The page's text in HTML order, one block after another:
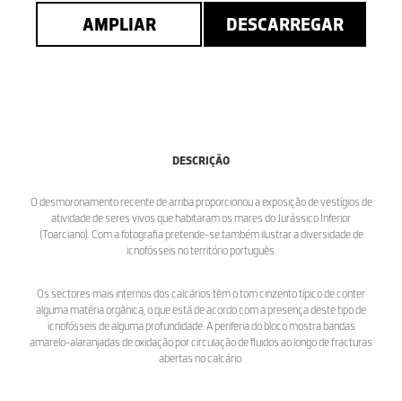
AMPLIAR DESCARREGAR
DESCRIÇÃO
O desmoronamento recente de arriba proporcionou a exposição de vestígios de
atividade de seres vivos que habitaram os mares do Jurássico Inferior
(Toarciano). Com a fotografia pretende-se também ilustrar a diversidade de
icnofósseis no território português.
Os sectores mais internos dos calcários têm o tom cinzento típico de conter
alguma matéria orgânica, o que está de acordo com a presença deste tipo de
icnofósseis de alguma profundidade. A periferia do bloco mostra bandas
amarelo-alaranjadas de oxidação por circulação de fluidos ao longo de fracturas
abertas no calcário.